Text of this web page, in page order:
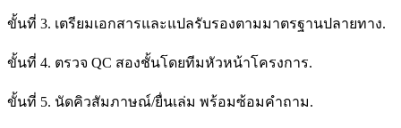
ขั้นที่ 3. เตรียมเอกสารและแปลรับรองตามมาตรฐานปลายทาง.
ขั้นที่ 4. ตรวจ QC สองชั้นโดยทีมหัวหน้าโครงการ.
ขั้นที่ 5. นัดคิวสัมภาษณ์/ยื่นเล่ม พร้อมซ้อมคำถาม.